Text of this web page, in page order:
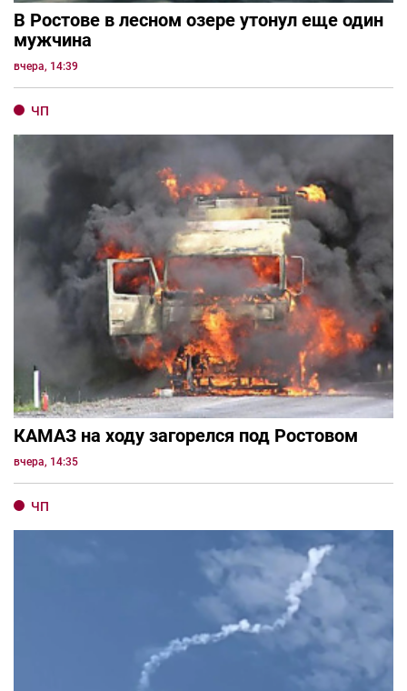
В Ростове в лесном озере утонул еще один
мужчина
вчера, 14:39
ЧП
КАМАЗ на ходу загорелся под Ростовом
вчера, 14:35
ЧП